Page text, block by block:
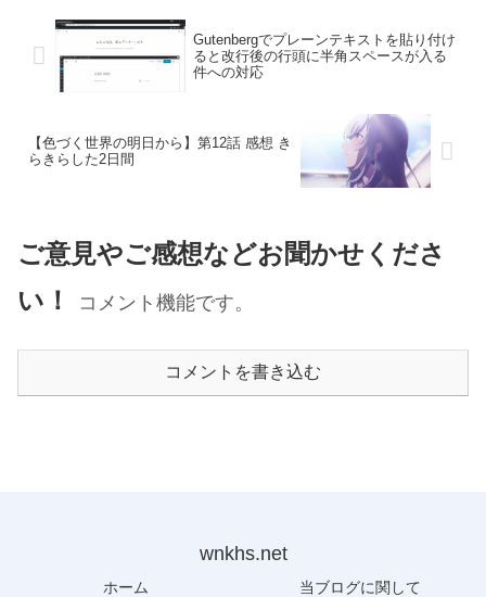
Gutenbergでプレーンテキストを貼り付け
ると改行後の行頭に半角スペースが入る
件への対応
【色づく世界の明日から】第12話 感想 き
らきらした2日間
ご意見やご感想などお聞かせくださ
い！
コメント機能です。
コメントを書き込む
wnkhs.net
ホーム
当ブログに関して